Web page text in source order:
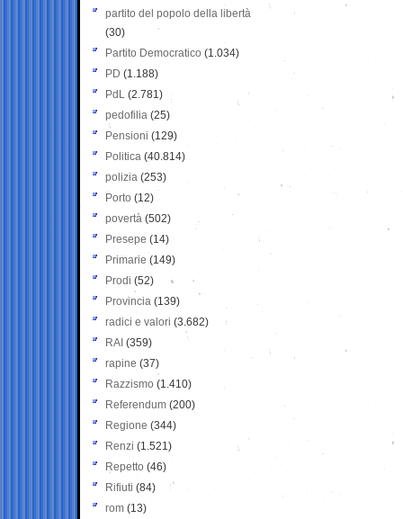
partito del popolo della libertà
(30)
Partito Democratico (1.034)
PD (1.188)
PdL (2.781)
pedofilia (25)
Pensioni (129)
Politica (40.814)
polizia (253)
Porto (12)
povertà (502)
Presepe (14)
Primarie (149)
Prodi (52)
Provincia (139)
radici e valori (3.682)
RAI (359)
rapine (37)
Razzismo (1.410)
Referendum (200)
Regione (344)
Renzi (1.521)
Repetto (46)
Rifiuti (84)
rom (13)